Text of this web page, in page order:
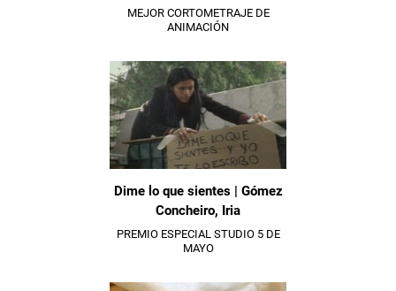
MEJOR CORTOMETRAJE DE
ANIMACIÓN
Dime lo que sientes | Gómez
Concheiro, Iria
PREMIO ESPECIAL STUDIO 5 DE
MAYO